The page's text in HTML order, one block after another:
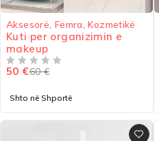
Aksesorë Femra ,Kozmetikë
Kuti per organizimin e
makeup
60€
50 €
Shto në Shportë